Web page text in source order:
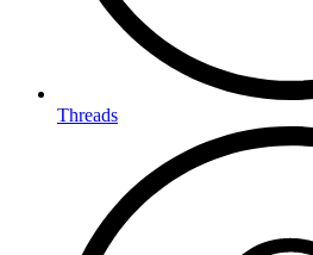
Threads